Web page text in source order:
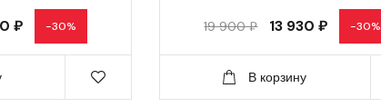
₽ -30% 19 900 ₽ 13 930 ₽ -30%
В корзину